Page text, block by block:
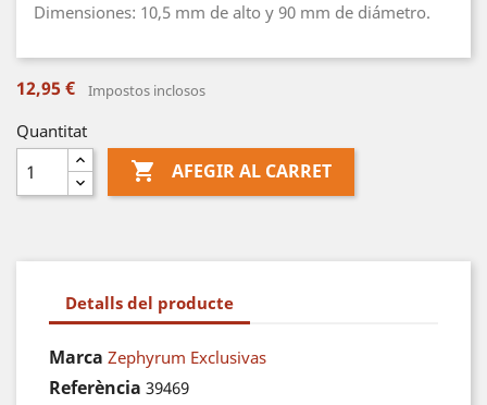
Dimensiones: 10,5 mm de alto y 90 mm de diámetro.
12,95 € Impostos inclosos
Quantitat
 AFEGIR AL CARRET
Detalls del producte
Marca Zephyrum Exclusivas
Referència 39469